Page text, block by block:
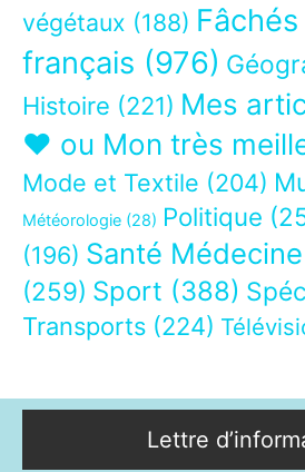
végétaux (188)
français (976)
Histoire (221) Mes
❤ ou Mon très
Mode et Textile (204)
Météorologie (28) Politique
(196) Santé Médecine
(259) Sport (388)
Transports (224)
Lettre